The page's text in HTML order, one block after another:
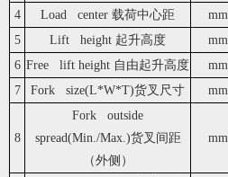
4
Load center 载荷中心距 mm
5
Lift height 起升高度 mm
6 Free lift height 自由起升高度 mm
7
Fork size(L*W*T)货叉尺寸 mm
8
Fork outside
spread(Min./Max.)货叉间距
（外侧）
mm